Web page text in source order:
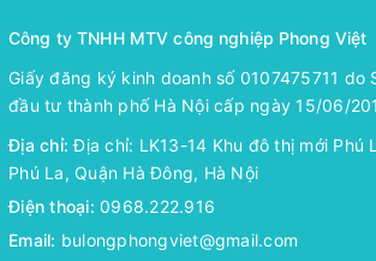
Công ty TNHH MTV công nghiệp Phong Việt
Giấy đăng ký kinh doanh số 0107475711 do
đầu tư thành phố Hà Nội cấp ngày 15/06/
Địa chỉ:Địa chỉ: LK13-14 Khu đô thị mới Phú
Phú La, Quận Hà Đông, Hà Nội
Điện thoại: 0968.222.916
Email: bulongphongviet@gmail.com